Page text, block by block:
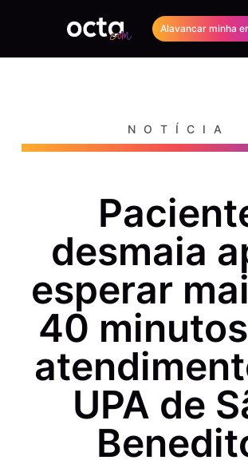
Alavancar minha
NOTÍCIA
desmaia
esperar
40
UPA de